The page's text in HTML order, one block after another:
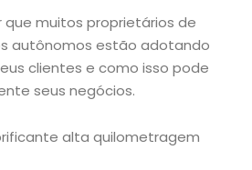
que muitos proprietários de
autônomos estão adotando
clientes e como isso pode
seus negócios.